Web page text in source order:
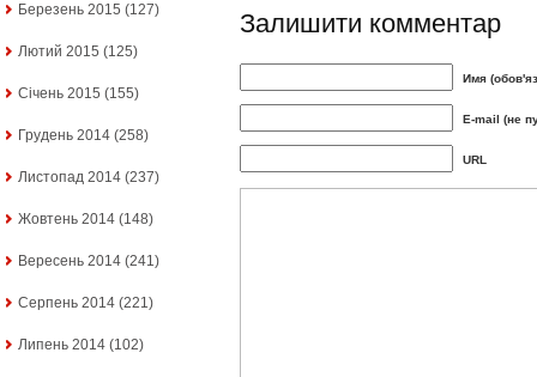
Березень 2015 (127)
Лютий 2015 (125)
Січень 2015 (155)
Грудень 2014 (258)
Листопад 2014 (237)
Жовтень 2014 (148)
Вересень 2014 (241)
Серпень 2014 (221)
Липень 2014 (102)
Залишити комментар
Имя
E-mail (не
URL